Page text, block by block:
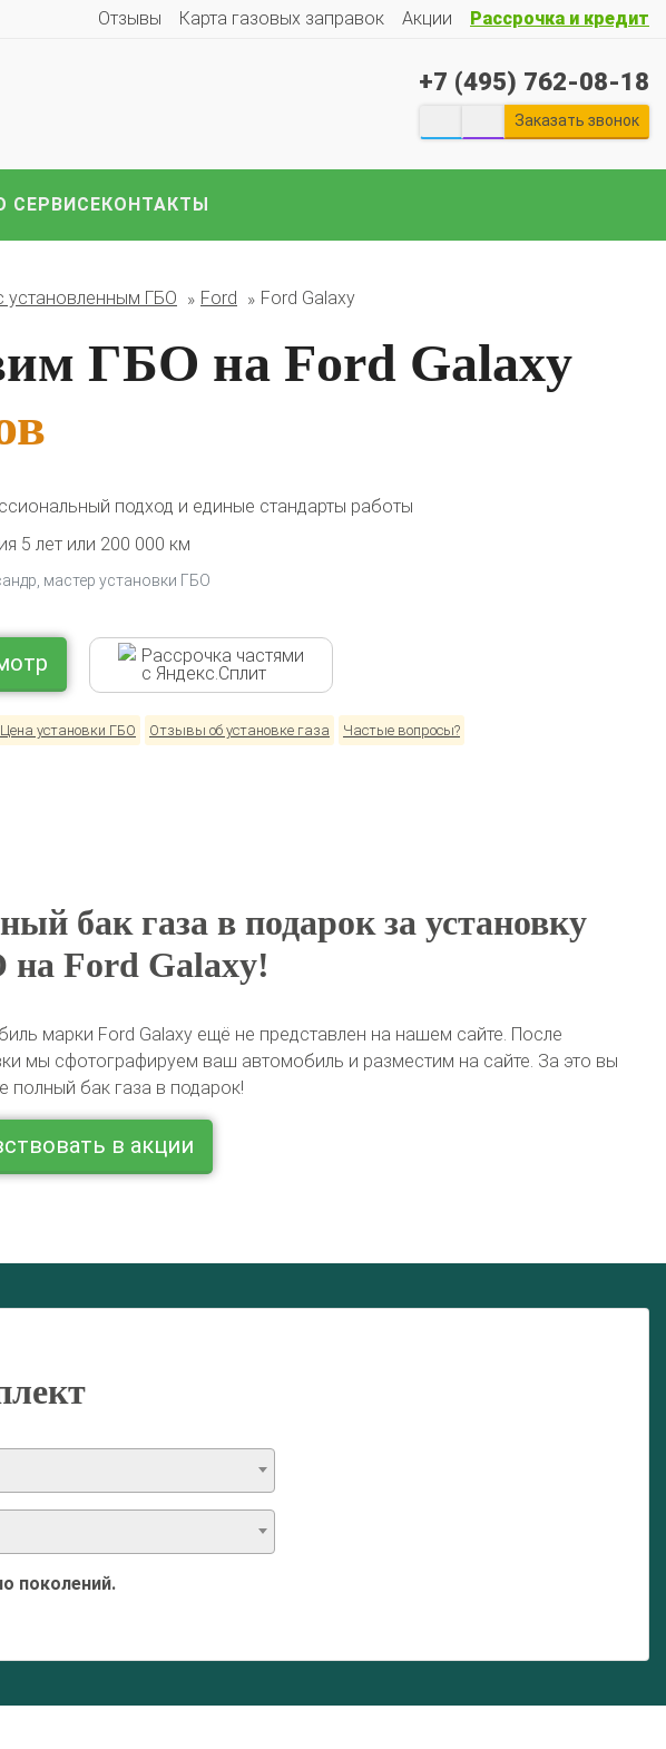
Отзывы Карта газовых заправок Акции Рассрочка и кредит
другие авто..
+7 (495) 762-08-18
Заказать звонок
СЕРВИСЕКОНТАКТЫ
установленным ГБО Ford Ford Galaxy
ГБО на Ford Galaxy
подход и единые стандарты работы
5 лет или 200 000 км
мастер установки ГБО
Рассрочка частями
с Яндекс.Сплит
Цена установки ГБО Отзывы об установке газа Частые вопросы?
бак газа в подарок за установку
Ford Galaxy!
марки Ford Galaxy ещё не представлен на нашем сайте. После
мы сфотографируем ваш автомобиль и разместим на сайте. За это вы
полный бак газа в подарок!
в акции
поколений.